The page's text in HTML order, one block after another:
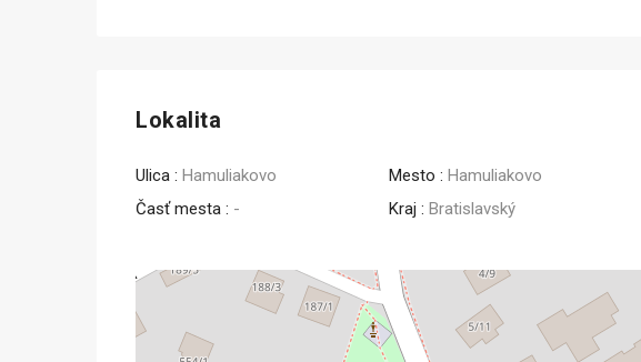
Lokalita
Ulica : Hamuliakovo
Časť mesta : -
Mesto : Hamuliakovo
Kraj : Bratislavský